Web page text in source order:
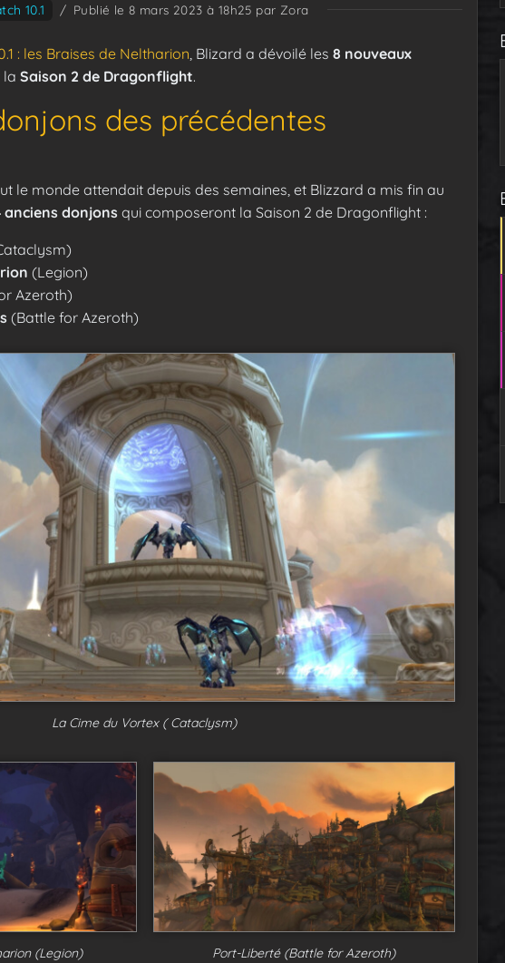
10.1 / Publié le 8 mars 2023 à 18h25 par Zora
: les Braises de Neltharion , Blizard a dévoilé les 8 nouveaux
la Saison 2 de Dragonflight.
des précédentes
le monde attendait depuis des semaines, et Blizzard a mis fin au
anciens donjonsqui composeront la Saison 2 de Dragonflight :
(Legion)
Azeroth)
(Battle for Azeroth)
La Cime du Vortex ( Cataclysm)
(Legion) Port-Liberté (Battle for Azeroth)